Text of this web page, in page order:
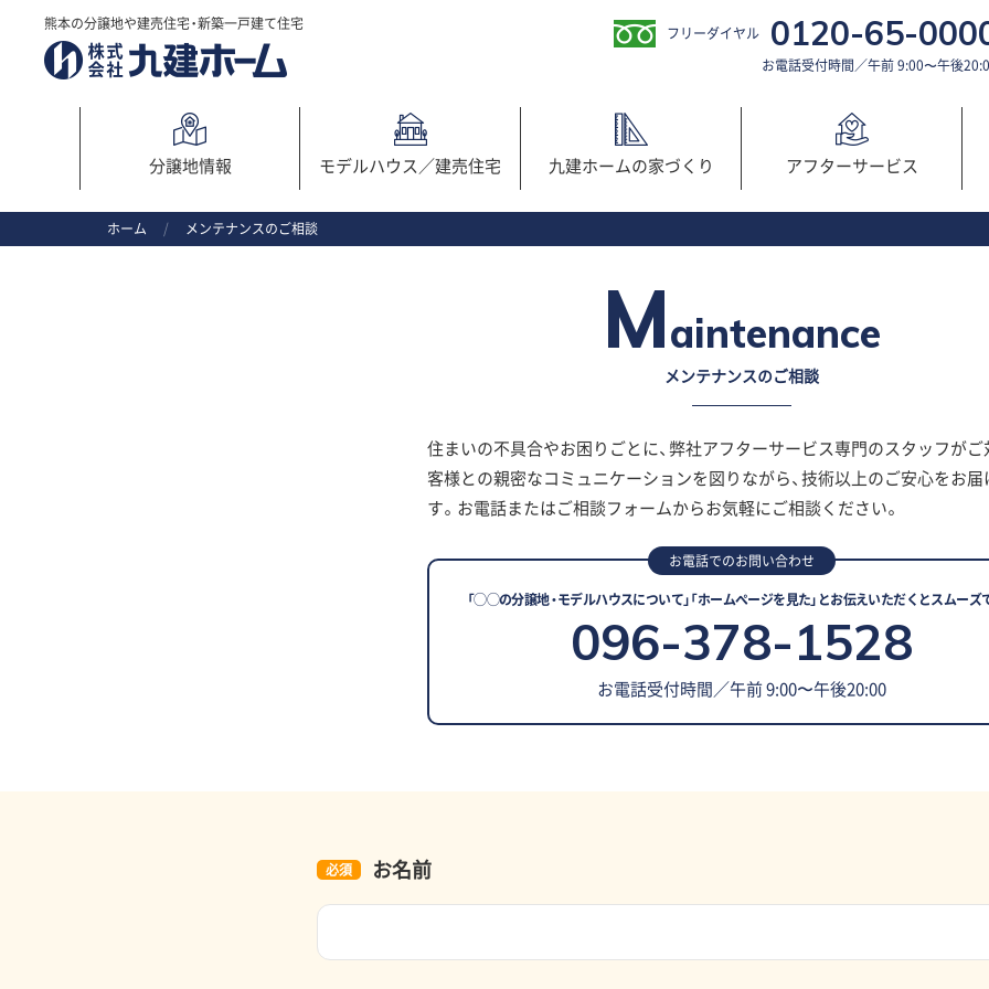
熊本の分譲地や建売住宅・新築一戸建て住宅
フリーダイヤル 0120-65-
お電話受付時間／午前 9:00〜午後
分譲地情報 モデルハウス／建売住宅 九建ホームの家づくり アフターサービス
ホーム / メンテナンスのご相談
Maintenance
メンテナンスのご相談
住まいの不具合やお困りごとに、弊社アフターサービス専門のスタッフがご
客様との親密なコミュニケーションを図りながら、技術以上のご安心をお
す。お電話またはご相談フォームからお気軽にご相談ください。
お電話でのお問い合わせ
「◯◯の分譲地・モデルハウスについて」「ホームページを見た」とお伝えいただくとスムーズ
096-378-1528
お電話受付時間／午前 9:00〜午後20:00
お名前